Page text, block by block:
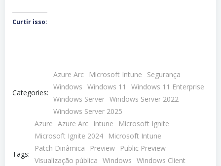
Curtir isso:
Categories:
Azure Arc Microsoft Intune
Segurança
Windows Windows 11
Windows 11 Enterprise
Windows Server Windows Server 2022
Windows Server 2025
Tags:
Azure Azure Arc Intune
Microsoft Ignite
Microsoft Ignite 2024
Microsoft Intune
Patch Dinâmica
Preview
Public Preview
Visualização pública Windows Windows Client